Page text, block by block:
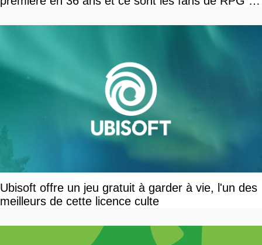
Ubisoft offre un jeu gratuit à garder à vie, l'un des
meilleurs de cette licence culte